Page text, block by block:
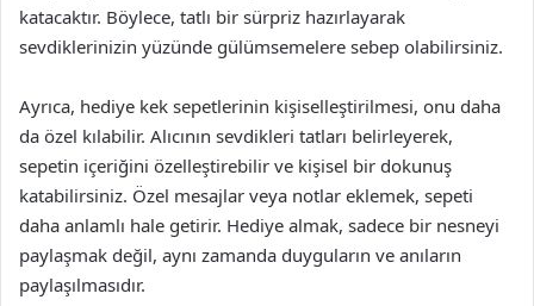
katacaktır. Böylece, tatlı bir sürpriz hazırlayarak
sevdiklerinizin yüzünde gülümsemelere sebep olabilirsiniz.
Ayrıca, hediye kek sepetlerinin kişiselleştirilmesi, onu daha
da özel kılabilir. Alıcının sevdikleri tatları belirleyerek,
sepetin içeriğini özelleştirebilir ve kişisel bir dokunuş
katabilirsiniz. Özel mesajlar veya notlar eklemek, sepeti
daha anlamlı hale getirir. Hediye almak, sadece bir nesneyi
paylaşmak değil, aynı zamanda duyguların ve anıların
paylaşılmasıdır.